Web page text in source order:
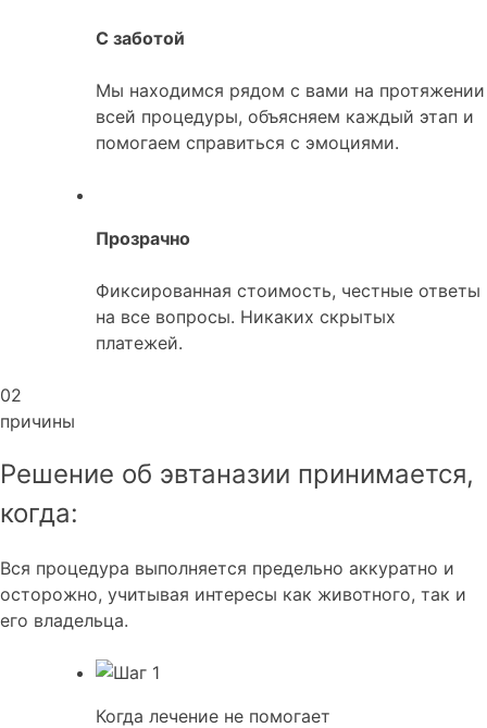
С заботой
Мы находимся рядом с вами на протяжении
всей процедуры, объясняем каждый этап и
помогаем справиться с эмоциями.
Прозрачно
Фиксированная стоимость, честные ответы
на все вопросы. Никаких скрытых
платежей.
02
причины
Решение об эвтаназии принимается,
когда:
Вся процедура выполняется предельно аккуратно и
осторожно, учитывая интересы как животного, так и
его владельца.
Когда лечение не помогает